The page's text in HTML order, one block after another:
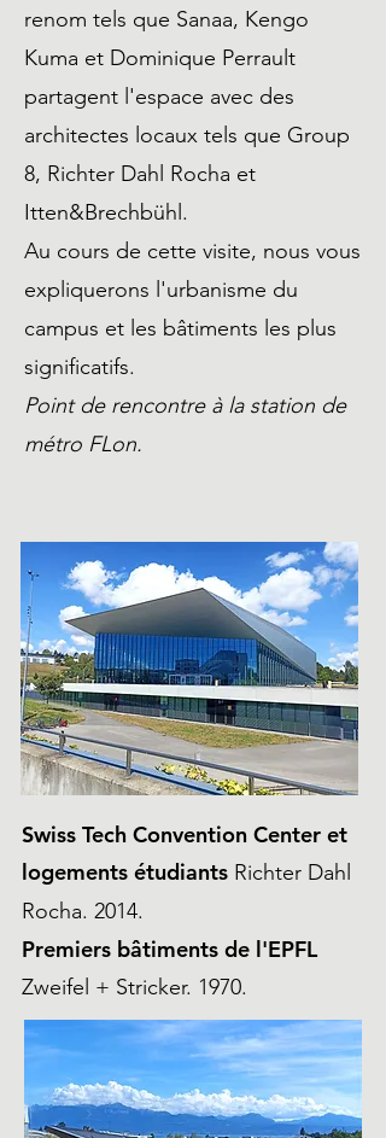
renom tels que Sanaa, Kengo
Kuma et Dominique Perrault
partagent l'espace avec des
architectes locaux tels que Group
8, Richter Dahl Rocha et
Itten&Brechbühl.
Au cours de cette visite, nous vous
expliquerons l'urbanisme du
campus et les bâtiments les plus
significatifs.
Point de rencontre à la station de
métro FLon.
Swiss Tech Convention Center et
logements étudiants Richter Dahl
Rocha. 2014.
Premiers bâtiments de l'EPFL
Zweifel + Stricker. 1970.